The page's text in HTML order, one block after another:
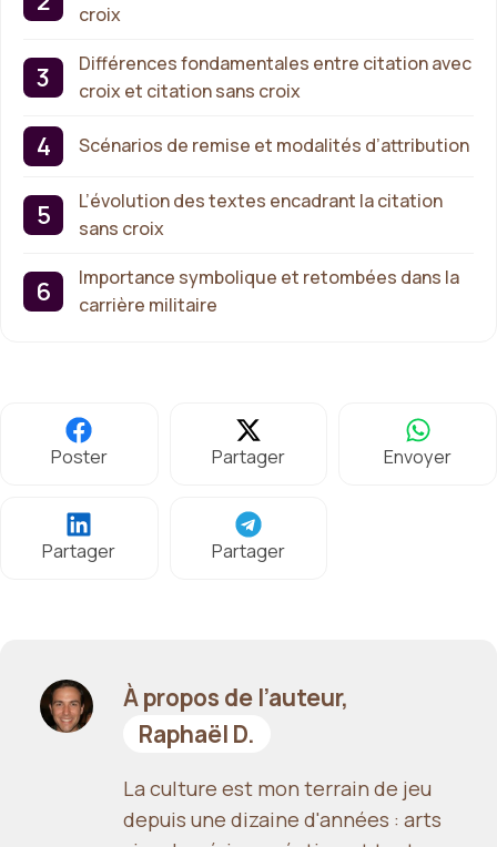
croix
Différences fondamentales entre citation avec
croix et citation sans croix
Scénarios de remise et modalités d’attribution
L’évolution des textes encadrant la citation
sans croix
Importance symbolique et retombées dans la
carrière militaire
Poster Partager Envoyer
Partager Partager
À propos de l’auteur,
Raphaël D.
La culture est mon terrain de jeu
depuis une dizaine d'années : arts